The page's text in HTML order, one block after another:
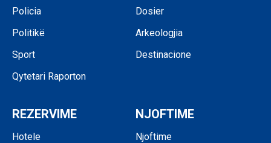
Policia
Politikë
Sport
Qytetari Raporton
Dosier
Arkeologjia
Destinacione
REZERVIME
Hotele
NJOFTIME
Njoftime